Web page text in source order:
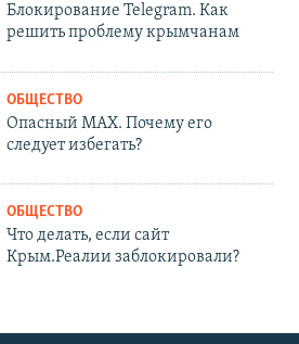
Блокирование Telegram. Как
решить проблему крымчанам
ОБЩЕСТВО
Опасный MAX. Почему его
следует избегать?
ОБЩЕСТВО
Что делать, если сайт
Крым.Реалии заблокировали?